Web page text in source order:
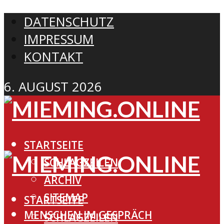
DATENSCHUTZ
IMPRESSUM
KONTAKT
6. AUGUST 2026
STARTSEITE
SCHLAGZEILEN
ARCHIV
SITEMAP
MENSCHEN IM GESPRÄCH
STARTSEITE
SCHLAGZEILEN